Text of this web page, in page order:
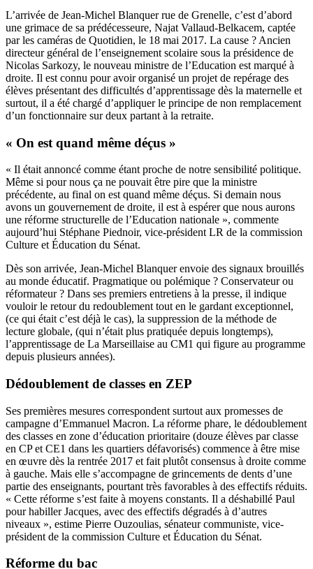
L’arrivée de Jean-Michel Blanquer rue de Grenelle, c’est d’abord
une grimace de sa prédécesseure, Najat Vallaud-Belkacem, captée
par les caméras de Quotidien, le 18 mai 2017. La cause ? Ancien
directeur général de l’enseignement scolaire sous la présidence de
Nicolas Sarkozy, le nouveau ministre de l’Education est marqué à
droite. Il est connu pour avoir organisé un projet de repérage des
élèves présentant des difficultés d’apprentissage dès la maternelle et
surtout, il a été chargé d’appliquer le principe de non remplacement
d’un fonctionnaire sur deux partant à la retraite.
« On est quand même déçus »
« Il était annoncé comme étant proche de notre sensibilité politique.
Même si pour nous ça ne pouvait être pire que la ministre
précédente, au final on est quand même déçus. Si demain nous
avons un gouvernement de droite, il est à espérer que nous aurons
une réforme structurelle de l’Education nationale », commente
aujourd’hui Stéphane Piednoir, vice-président LR de la commission
Culture et Éducation du Sénat.
Dès son arrivée, Jean-Michel Blanquer envoie des signaux brouillés
au monde éducatif. Pragmatique ou polémique ? Conservateur ou
réformateur ? Dans ses premiers entretiens à la presse, il indique
vouloir le retour du redoublement tout en le gardant exceptionnel,
(ce qui était c’est déjà le cas), la suppression de la méthode de
lecture globale, (qui n’était plus pratiquée depuis longtemps),
l’apprentissage de La Marseillaise au CM1 qui figure au programme
depuis plusieurs années).
Dédoublement de classes en ZEP
Ses premières mesures correspondent surtout aux promesses de
campagne d’Emmanuel Macron. La réforme phare, le dédoublement
des classes en zone d’éducation prioritaire (douze élèves par classe
en CP et CE1 dans les quartiers défavorisés) commence à être mise
en œuvre dès la rentrée 2017 et fait plutôt consensus à droite comme
à gauche. Mais elle s’accompagne de grincements de dents d’une
partie des enseignants, pourtant très favorables à des effectifs réduits.
« Cette réforme s’est faite à moyens constants. Il a déshabillé Paul
pour habiller Jacques, avec des effectifs dégradés à d’autres
niveaux », estime Pierre Ouzoulias, sénateur communiste, vice-
président de la commission Culture et Éducation du Sénat.
Réforme du bac